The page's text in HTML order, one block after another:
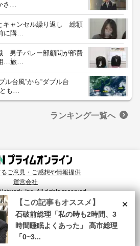
さ…
キャンセル繰り返し 総額
に購…
男子バレー部顧問が部費
…旅…
ル台風”から“ダブル台
も…
ランキング一覧へ
ご意見・ご感想や情報提供
運営会社
Inc. All rights reserved.
興味・関⼼に合致したコンテンツや広告配信を提供する
詳細は、
プライバシーポリシー をご確認ください。×
【この記事もオススメ】
石破前総理「私の時も2時間、3
時間睡眠よくあった」 高市総理
「0~3...